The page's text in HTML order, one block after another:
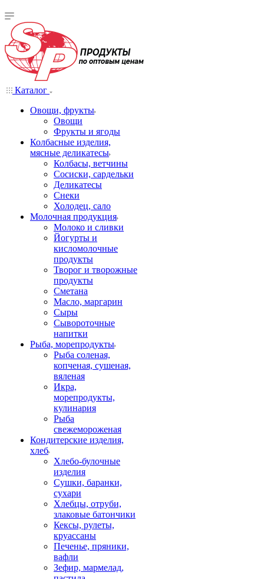
Каталог
Овощи, фрукты
Овощи
Фрукты и ягоды
Колбасные изделия,
мясные деликатесы
Колбасы, ветчины
Сосиски, сардельки
Деликатесы
Снеки
Холодец, сало
Молочная продукция
Молоко и сливки
Йогурты и
кисломолочные
продукты
Творог и творожные
продукты
Сметана
Масло, маргарин
Сыры
Сывороточные
напитки
Рыба, морепродукты
Рыба соленая,
копченая, сушеная,
вяленая
Икра,
морепродукты,
кулинария
Рыба
свежемороженая
Кондитерские изделия,
хлеб
Хлебо-булочные
изделия
Сушки, баранки,
сухари
Хлебцы, отруби,
злаковые батончики
Кексы, рулеты,
круассаны
Печенье, пряники,
вафли
Зефир, мармелад,